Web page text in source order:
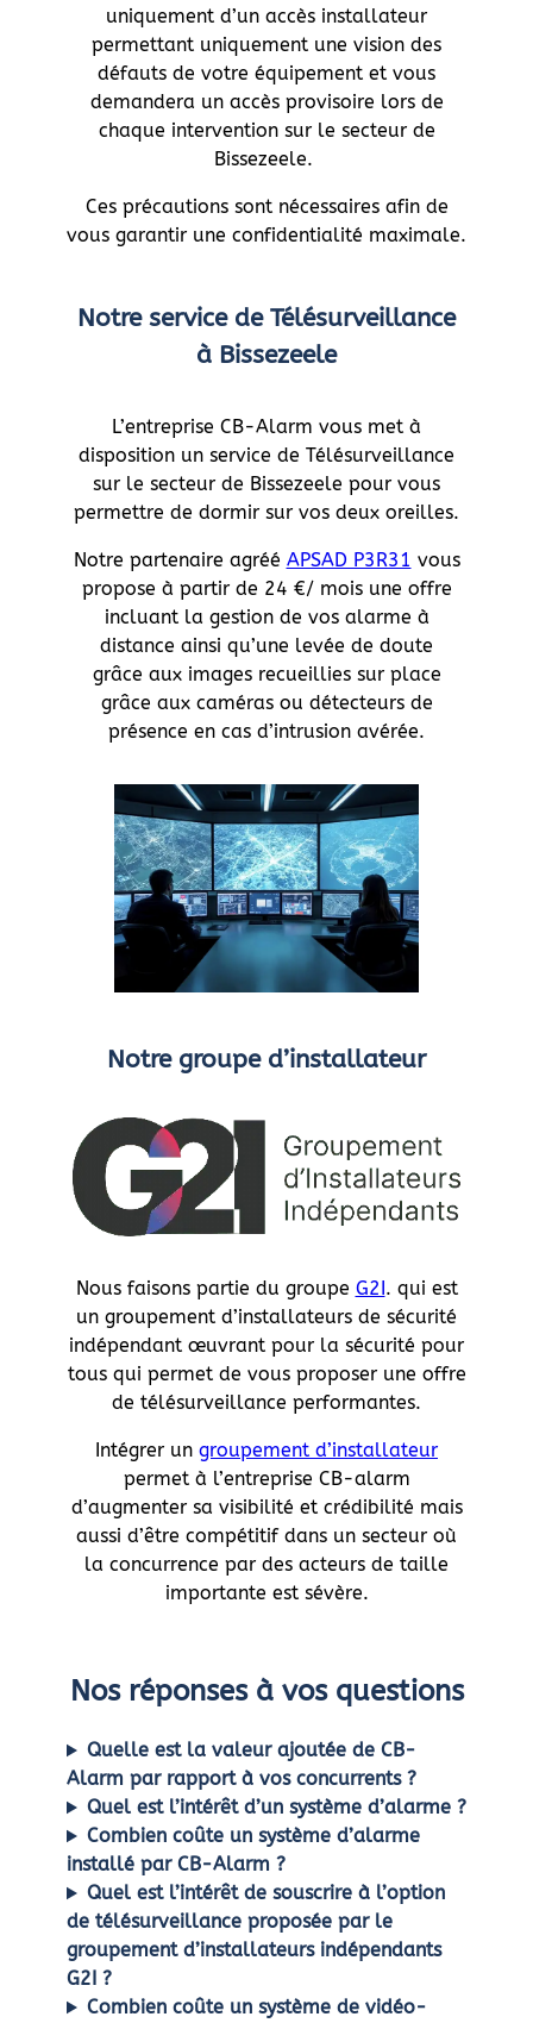
uniquement d’un accès installateur
permettant uniquement une vision des
défauts de votre équipement et vous
demandera un accès provisoire lors de
chaque intervention sur le secteur de
Bissezeele.
Ces précautions sont nécessaires afin de
vous garantir une confidentialité maximale.
Notre service de Télésurveillance
à Bissezeele
L’entreprise CB-Alarm vous met à
disposition un service de Télésurveillance
sur le secteur de Bissezeele pour vous
permettre de dormir sur vos deux oreilles.
Notre partenaire agréé APSAD P3R31 vous
propose à partir de 24 €/ mois une offre
incluant la gestion de vos alarme à
distance ainsi qu’une levée de doute
grâce aux images recueillies sur place
grâce aux caméras ou détecteurs de
présence en cas d’intrusion avérée.
Notre groupe d’installateur
Nous faisons partie du groupe G2I . qui est
un groupement d’installateurs de sécurité
indépendant œuvrant pour la sécurité pour
tous qui permet de vous proposer une offre
de télésurveillance performantes.
Intégrer un groupement d’installateur
permet à l’entreprise CB-alarm
d’augmenter sa visibilité et crédibilité mais
aussi d’être compétitif dans un secteur où
la concurrence par des acteurs de taille
importante est sévère.
Nos réponses à vos questions
Quelle est la valeur ajoutée de CB-
Alarm par rapport à vos concurrents ?
Quel est l’intérêt d’un système d’alarme ?
Combien coûte un système d’alarme
installé par CB-Alarm ?
Quel est l’intérêt de souscrire à l’option
de télésurveillance proposée par le
groupement d’installateurs indépendants
G2I ?
Combien coûte un système de vidéo-